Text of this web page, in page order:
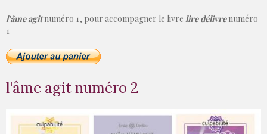
l'âme agitnuméro 1, pour accompagner le livre lire délivrenuméro
1
l'âme agit numéro 2